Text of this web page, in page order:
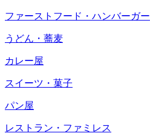
ファーストフード・ハンバーガー
うどん・蕎麦
カレー屋
スイーツ・菓子
パン屋
レストラン・ファミレス